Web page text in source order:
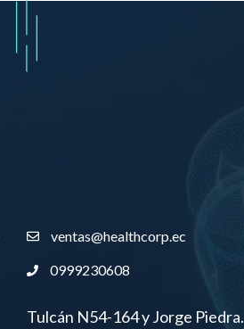
ventas@healthcorp.ec
0999230608
Tulcán N54-164 y Jorge Piedra.